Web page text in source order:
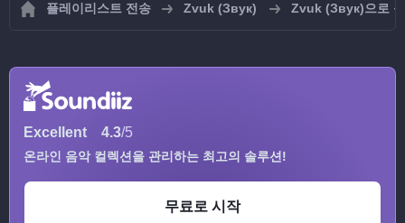
플레이리스트 전송 Zvuk (Звук) Zvuk (Звук)으로
Excellent 4.3/5
온라인 음악 컬렉션을 관리하는 최고의 솔루션!
무료로 시작